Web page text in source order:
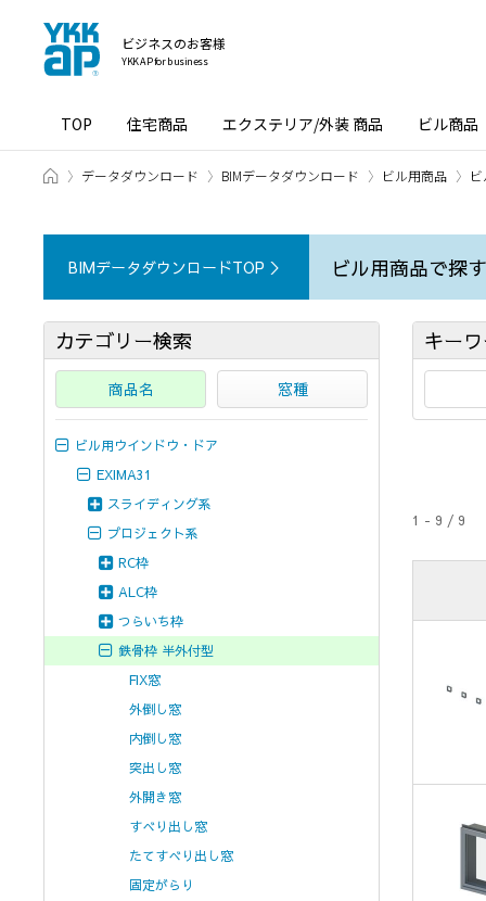
ビジネスのお客様
YKK AP for business
TOP 住宅商品 エクステリア/外装 商品 ビル商品
ホーム データダウンロード BIMデータダウンロード ビル用商品
BIMデータダウンロードTOP ＞ ビル用商品で探す
カテゴリー検索
商品名 窓種
ビル用ウインドウ・ドア
EXIMA31
スライディング系
プロジェクト系
RC枠
ALC枠
つらいち枠
鉄骨枠 半外付型
FIX窓
外倒し窓
内倒し窓
突出し窓
外開き窓
すべり出し窓
たてすべり出し窓
固定がらり
キー
1 - 9 / 9